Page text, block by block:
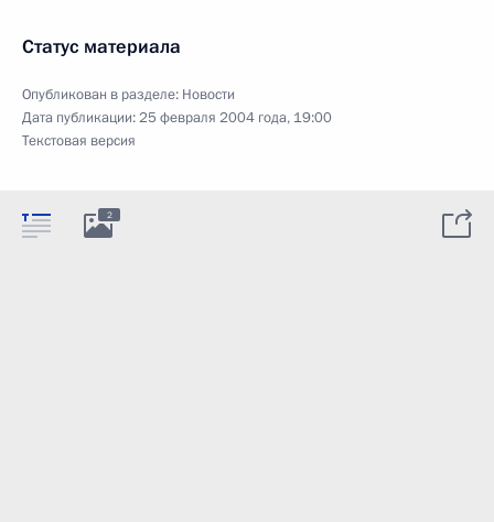
Статус материала
Опубликован в разделе: Новости
Дата публикации:25 февраля 2004 года, 19:00
Текстовая версия
2